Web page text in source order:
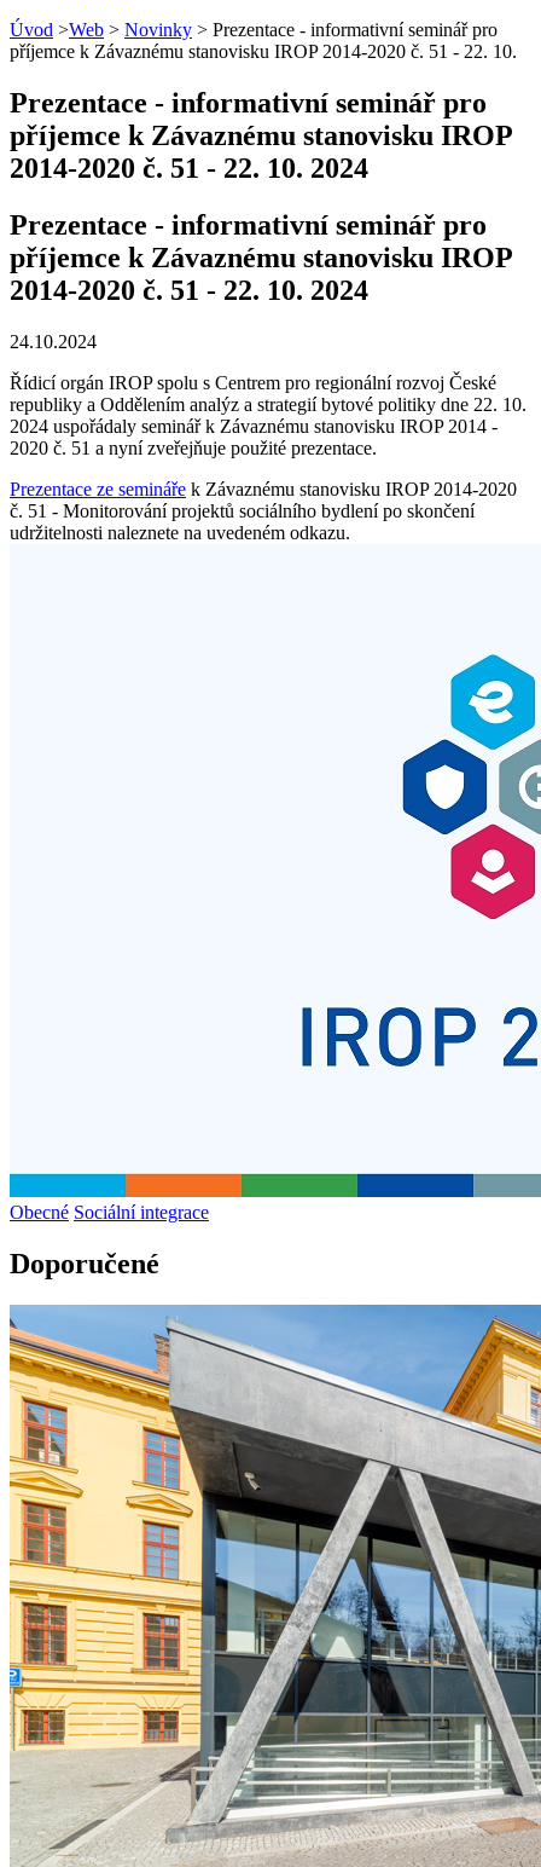
Úvod >Web > Novinky > Prezentace - informativní seminář pro
příjemce k Závaznému stanovisku IROP 2014-2020 č. 51 - 22. 10.
Prezentace - informativní seminář pro
příjemce k Závaznému stanovisku IROP
2014-2020 č. 51 - 22. 10. 2024
Prezentace - informativní seminář pro
příjemce k Závaznému stanovisku IROP
2014-2020 č. 51 - 22. 10. 2024
24.10.2024
Řídicí orgán IROP spolu s Centrem pro regionální rozvoj České
republiky a Oddělením analýz a strategií bytové politiky dne 22. 10.
2024 uspořádaly seminář k Závaznému stanovisku IROP 2014 -
2020 č. 51 a nyní zveřejňuje použité prezentace.
Prezentace ze semináře k Závaznému stanovisku IROP 2014-2020
č. 51 - Monitorování projektů sociálního bydlení po skončení
udržitelnosti naleznete na uvedeném odkazu.
Obecné Sociální integrace
Doporučené